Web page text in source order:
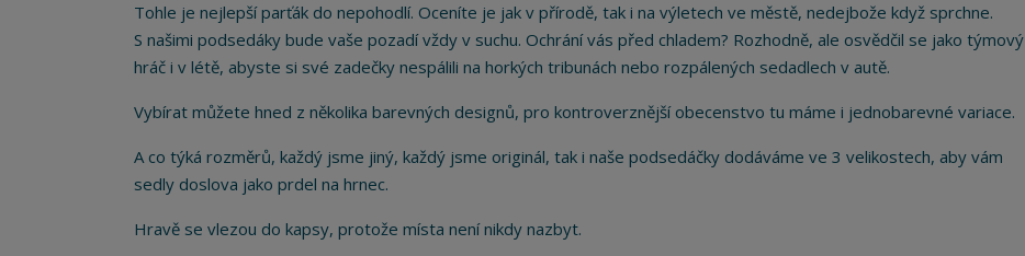
Tohle je nejlepší parťák do nepohodlí. Oceníte je jak v přírodě, tak i na výletech ve městě, nedejbože když sprchne.
S našimi podsedáky bude vaše pozadí vždy v suchu. Ochrání vás před chladem? Rozhodně, ale osvědčil se jako týmový
hráč i v létě, abyste si své zadečky nespálili na horkých tribunách nebo rozpálených sedadlech v autě.
Vybírat můžete hned z několika barevných designů, pro kontroverznější obecenstvo tu máme i jednobarevné variace.
A co týká rozměrů, každý jsme jiný, každý jsme originál, tak i naše podsedáčky dodáváme ve 3 velikostech, aby vám
sedly doslova jako prdel na hrnec.
Hravě se vlezou do kapsy, protože místa není nikdy nazbyt.